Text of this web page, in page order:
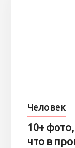
Человек
10+
что в